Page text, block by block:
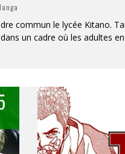
commun le lycée Kitano.
un cadre où les adultes